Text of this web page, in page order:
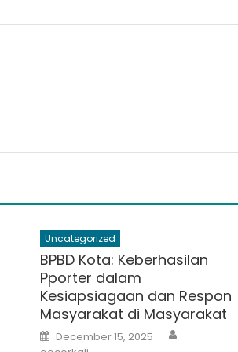
Uncategorized
BPBD Kota: Keberhasilan
Pporter dalam
Kesiapsiagaan dan Respon
Masyarakat di Masyarakat
Posted
on
December 15, 2025